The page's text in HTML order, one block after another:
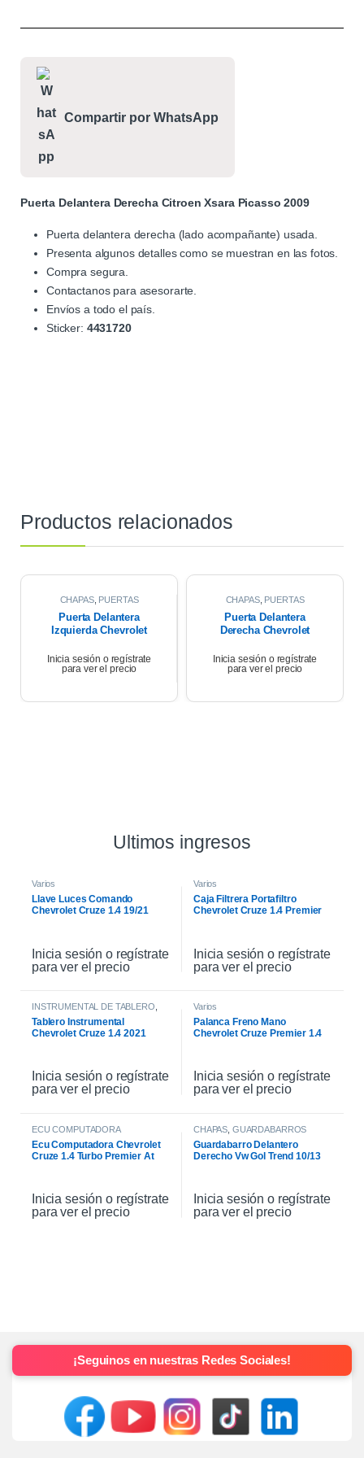
Compartir por WhatsApp
Puerta Delantera Derecha Citroen Xsara Picasso 2009
Puerta delantera derecha (lado acompañante) usada.
Presenta algunos detalles como se muestran en las fotos.
Compra segura.
Contactanos para asesorarte.
Envíos a todo el país.
Sticker: 4431720
Productos relacionados
CHAPAS, PUERTAS
Puerta Delantera
Izquierda Chevrolet
Inicia sesión o regístrate
para ver el precio
CHAPAS, PUERTAS
Puerta Delantera
Derecha Chevrolet
Inicia sesión o regístrate
para ver el precio
Ultimos ingresos
Varios
Llave Luces Comando
Chevrolet Cruze 1.4 19/21
Inicia sesión o regístrate
para ver el precio
Varios
Caja Filtrera Portafiltro
Chevrolet Cruze 1.4 Premier
Inicia sesión o regístrate
para ver el precio
INSTRUMENTAL DE TABLERO
Tablero Instrumental
Chevrolet Cruze 1.4 2021
Inicia sesión o regístrate
para ver el precio
Varios
Palanca Freno Mano
Chevrolet Cruze Premier 1.4
Inicia sesión o regístrate
para ver el precio
ECU COMPUTADORA
Ecu Computadora Chevrolet
Cruze 1.4 Turbo Premier At
Inicia sesión o regístrate
para ver el precio
CHAPAS GUARDABARROS
Guardabarro Delantero
Derecho Vw Gol Trend 10/13
Inicia sesión o regístrate
para ver el precio
¡Seguinos en nuestras Redes Sociales!